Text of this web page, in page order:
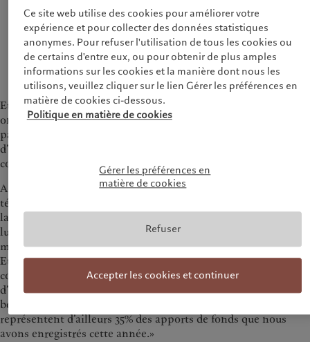
J’avais été approché par plusieurs établissements
concurrents depuis 2014, mais aucun ne
m’intéressait vraiment. Avec Pictet, c’était différent,
il y avait une aura de mystère.
Et son instinct ne l’a pas trompé. Les deux premiers mois qui
ont suivi son arrivée chez Pictet, Rob a reçu plus d’appels de
particuliers, de conseillers en investissement, de comptables,
d’avocats et de concurrents souhaitant le rencontrer qu’au
cours de ses huit dernières années chez Goldman Sachs.
​​​​​​​A ses débuts comme gérant, à une époque où le démarchage
téléphonique et les campagnes marketing agressives étaient
la norme, Pictet exerçait déjà sur Rob un certain attrait. Pour
lui, il y avait là une opportunité, compte tenu de la taille du
marché britannique de la gestion de fortune (juste derrière les
Etats-Unis et la Suisse), de l’indépendance du Groupe et du
contexte économique. «Le Royaume-Uni est vraiment un pays
d’entrepreneurs qui génère d’immenses richesses. Il y a
beaucoup d’opérations de transfert de capital, qui
représentent d’ailleurs 35% des apports de fonds que nous
avons enregistrés cette année.»
Ce site web utilise des cookies pour améliorer votre
expérience et pour collecter des données statistiques
anonymes. Pour refuser l'utilisation de tous les cookies ou
de certains d'entre eux, ou pour obtenir de plus amples
informations sur les cookies et la manière dont nous les
utilisons, veuillez cliquer sur le lien Gérer les préférences en
matière de cookies ci-dessous.
Politique en matière de cookies
Gérer les préférences en
matière de cookies
Refuser
Accepter les cookies et continuer